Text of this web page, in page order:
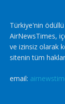
Türkiye'nin
AirNewsTimes,
ve izinsiz olarak
sitenin tüm
email: